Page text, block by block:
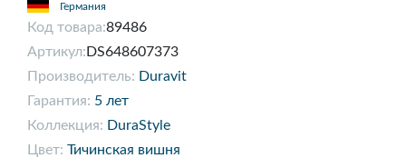
Германия
Код товара:89486
Артикул: DS648607373
Производитель: Duravit
Гарантия: 5 лет
Коллекция: DuraStyle
Цвет: Тичинская вишня